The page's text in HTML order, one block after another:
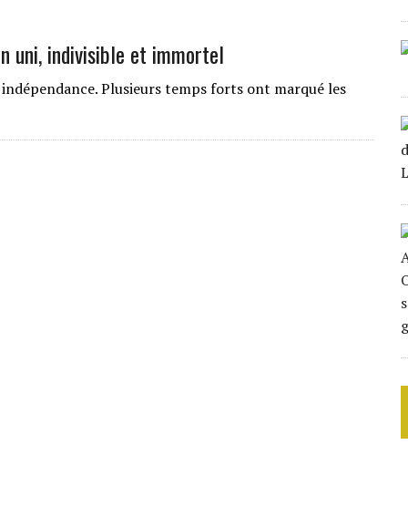
uni, indivisible et immortel
Plusieurs temps forts ont marqué les